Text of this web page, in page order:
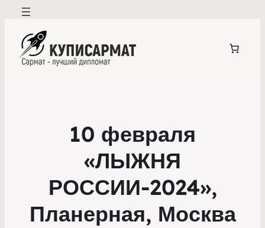
10 февраля
«ЛЫЖНЯ
РОССИИ-2024»,
Планерная, Москва